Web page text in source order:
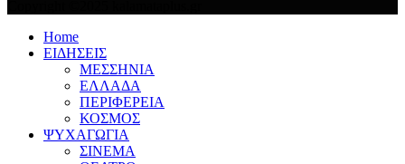
Home
ΕΙΔΗΣΕΙΣ
ΜΕΣΣΗΝΙΑ
ΕΛΛΑΔΑ
ΠΕΡΙΦΕΡΕΙΑ
ΚΟΣΜΟΣ
ΨΥΧΑΓΩΓΙΑ
ΣΙΝΕΜΑ